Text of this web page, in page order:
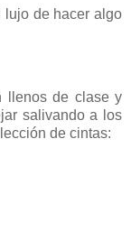
lujo de hacer algo
llenos de clase y
salivando a los
de cintas: